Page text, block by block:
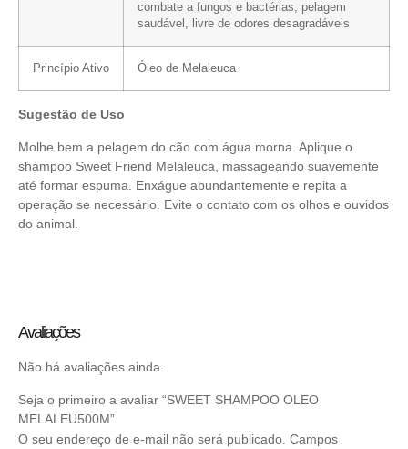
combate a fungos e bactérias, pelagem
saudável, livre de odores desagradáveis
Princípio Ativo Óleo de Melaleuca
Sugestão de Uso
Molhe bem a pelagem do cão com água morna. Aplique o
shampoo Sweet Friend Melaleuca, massageando suavemente
até formar espuma. Enxágue abundantemente e repita a
operação se necessário. Evite o contato com os olhos e ouvidos
do animal.
Avaliações
Não há avaliações ainda.
Seja o primeiro a avaliar “SWEET SHAMPOO OLEO
MELALEU500M”
O seu endereço de e-mail não será publicado. Campos